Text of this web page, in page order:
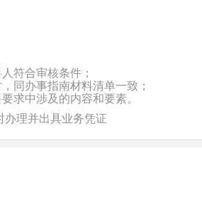
符合审核条件；
同办事指南材料清单一致；
求中涉及的内容和要素。
办理并出具业务凭证